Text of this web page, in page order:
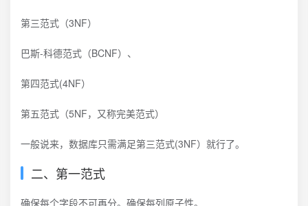
第三范式（3NF）
巴斯-科德范式（BCNF）、
第四范式(4NF）
第五范式（5NF，又称完美范式）
一般说来，数据库只需满足第三范式(3NF）就行了。
二、第一范式
确保每个字段不可再分。确保每列原子性。